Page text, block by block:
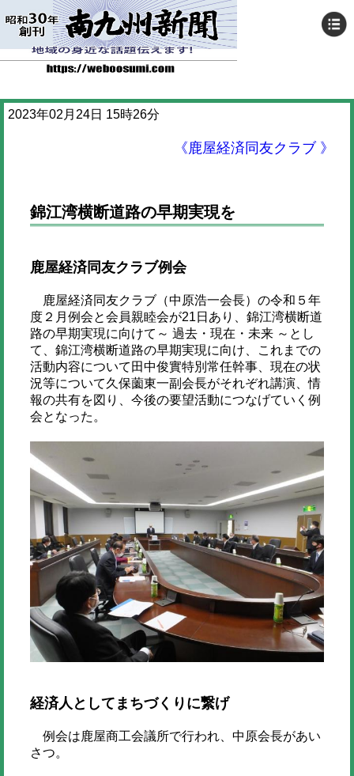
2023年02月24日 15時26分
《鹿屋経済同友クラブ 》
錦江湾横断道路の早期実現を
鹿屋経済同友クラブ例会
鹿屋経済同友クラブ（中原浩一会長）の令和５年
度２月例会と会員親睦会が21日あり、錦江湾横断道
路の早期実現に向けて～ 過去・現在・未来 ～とし
て、錦江湾横断道路の早期実現に向け、これまでの
活動内容について田中俊實特別常任幹事、現在の状
況等について久保薗東一副会長がそれぞれ講演、情
報の共有を図り、今後の要望活動につなげていく例
会となった。
経済人としてまちづくりに繋げ
例会は鹿屋商工会議所で行われ、中原会長があい
さつ。